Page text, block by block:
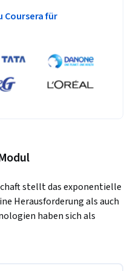
für
stellt das exponentielle
Herausforderung als auch
haben sich als
und verwertbare